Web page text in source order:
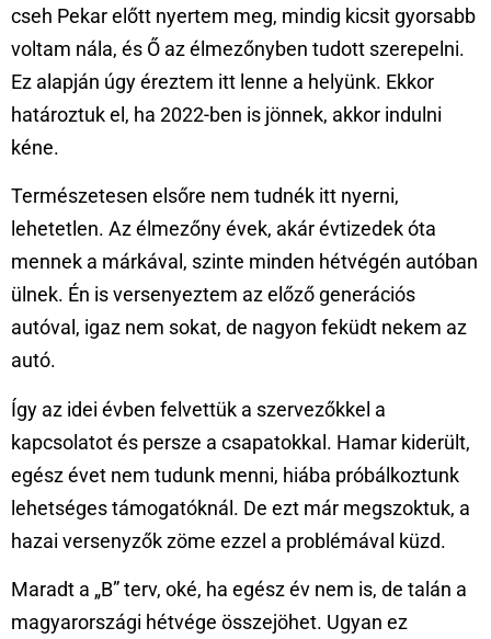
cseh Pekar előtt nyertem meg, mindig kicsit gyorsabb
voltam nála, és Ő az élmezőnyben tudott szerepelni.
Ez alapján úgy éreztem itt lenne a helyünk. Ekkor
határoztuk el, ha 2022-ben is jönnek, akkor indulni
kéne.
Természetesen elsőre nem tudnék itt nyerni,
lehetetlen. Az élmezőny évek, akár évtizedek óta
mennek a márkával, szinte minden hétvégén autóban
ülnek. Én is versenyeztem az előző generációs
autóval, igaz nem sokat, de nagyon feküdt nekem az
autó.
Így az idei évben felvettük a szervezőkkel a
kapcsolatot és persze a csapatokkal. Hamar kiderült,
egész évet nem tudunk menni, hiába próbálkoztunk
lehetséges támogatóknál. De ezt már megszoktuk, a
hazai versenyzők zöme ezzel a problémával küzd.
Maradt a „B” terv, oké, ha egész év nem is, de talán a
magyarországi hétvége összejöhet. Ugyan ez